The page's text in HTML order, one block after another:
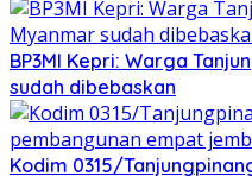
BP3MI Kepri: Warga
sudah dibebaskan
Kodim 0315/